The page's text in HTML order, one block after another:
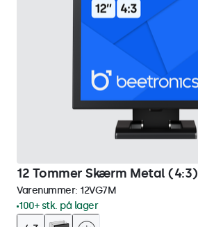
12 Tommer Skærm Metal (4:3)
Varenummer: 12VG7M
100+ stk. på lager